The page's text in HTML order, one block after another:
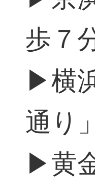
歩７
▶横
通り
▶黄